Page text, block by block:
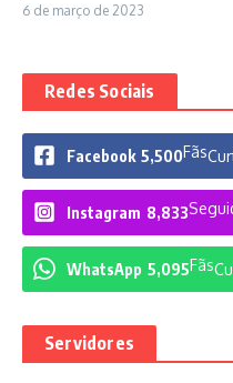
6 de março de 2023
Redes Sociais
Facebook 5,500Fãs
Instagram 8,833
WhatsApp 5,095Fãs
Servidores